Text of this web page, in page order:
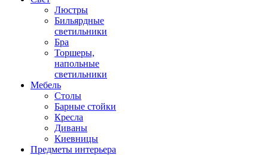
Люстры
Бильярдные
светильники
Бра
Торшеры,
напольные
светильники
Мебель
Столы
Барные стойки
Кресла
Диваны
Киевницы
Предметы интерьера